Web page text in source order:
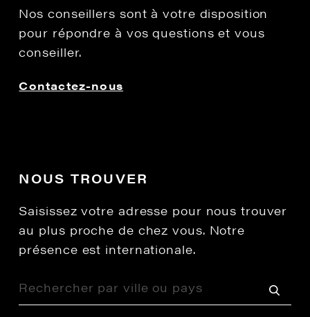
Nos conseillers sont à votre disposition
pour répondre à vos questions et vous
conseiller.
Contactez-nous
NOUS TROUVER
Saisissez votre adresse pour nous trouver
au plus proche de chez vous. Notre
présence est internationale.